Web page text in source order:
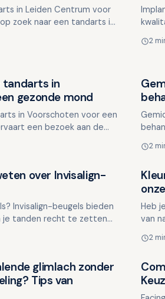
in Leiden Centrum voor
zoek naar een tandarts in
2
tandarts in
gezonde mond
in Voorschoten voor een
een bezoek aan de
een
2
over Invisalign-
Invisalign-beugels bieden
je tanden recht te zetten
Heb
van
2
glimlach zonder
Tips van